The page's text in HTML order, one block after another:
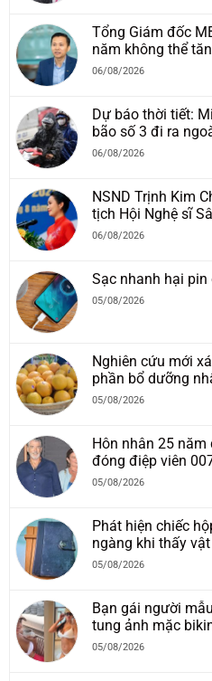
Tổng Giám đốc
năm không thể
06/08/2026
Dự báo thời tiết:
bão số 3 đi ra
06/08/2026
NSND Trịnh Kim
tịch Hội Nghệ sĩ
06/08/2026
Sạc nhanh hại
05/08/2026
Nghiên cứu mới
phần bổ dưỡng
05/08/2026
Hôn nhân 25
đóng điệp viên
05/08/2026
Phát hiện chiếc
ngàng khi thấy
05/08/2026
Bạn gái người
tung ảnh mặc
05/08/2026